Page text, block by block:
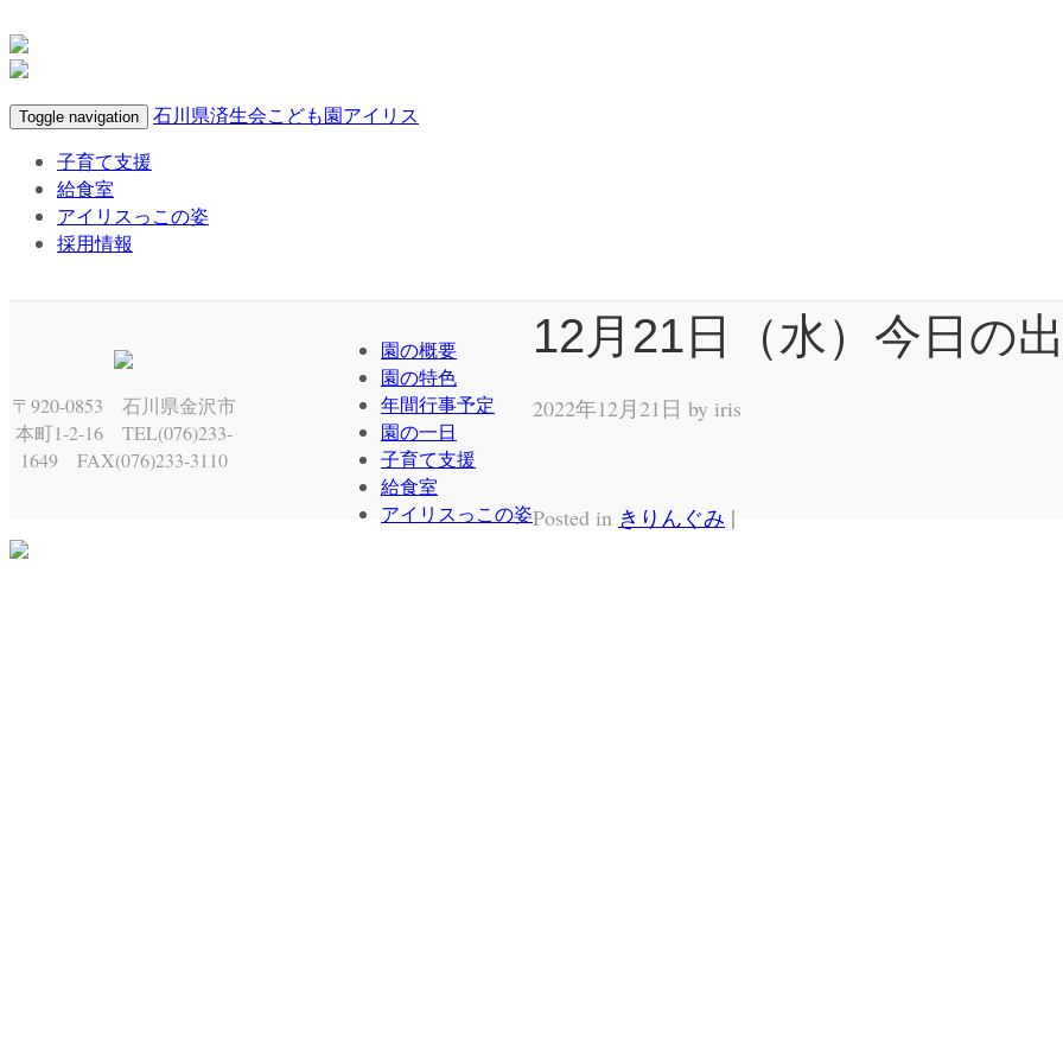
Toggle navigation
石川県済生会こども園アイリス
子育て支援
給食室
アイリスっこの姿
採用情報
12月21日（水）今日の
2022年12月21日 by iris
Posted in きりんぐみ |
園の概要
園の特色
年間行事予定
園の一日
子育て支援
給食室
アイリスっこの姿
〒920-0853 石川県金沢市
本町1-2-16 TEL(076)233-
1649 FAX(076)233-3110